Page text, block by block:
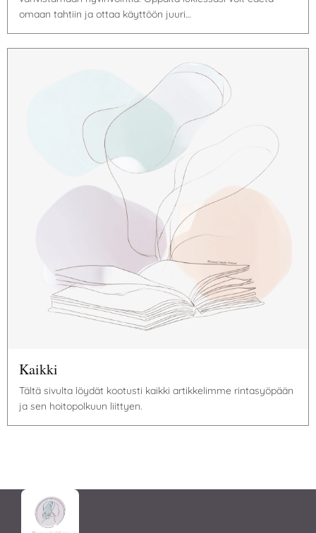
omaan tahtiin ja ottaa käyttöön juuri…
Kaikki
Tältä sivulta löydät kootusti kaikki artikkelimme rintasyöpään
ja sen hoitopolkuun liittyen.